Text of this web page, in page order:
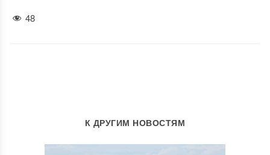
48
К ДРУГИМ НОВОСТЯМ